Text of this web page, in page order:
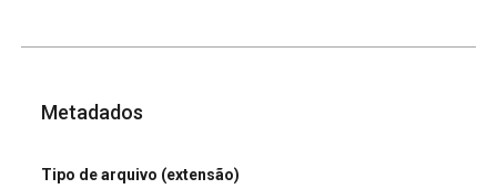
Metadados
Tipo de arquivo (extensão)